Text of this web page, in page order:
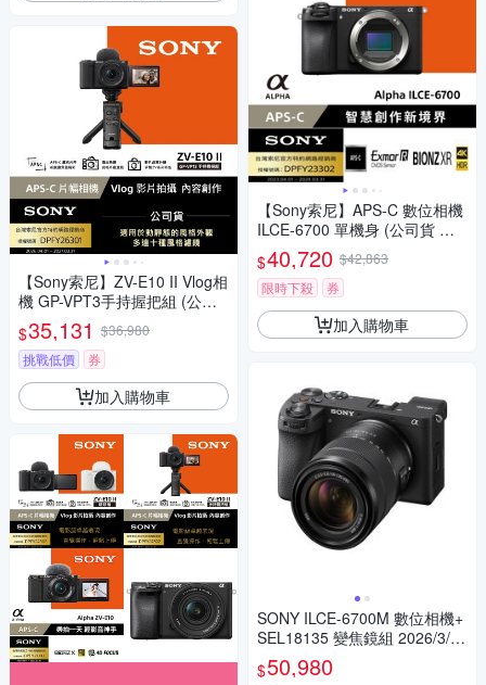
【Sony索尼】ZV-E10 II Vlog相
機 GP-VPT3手持握把組 (公司
貨 保固18+6個月)
$35,131 $36,980
挑戰低價
券
加入購物車
【Sony索尼】APS-C 數位相機
ILCE-6700 單機身 (公司貨 保
固18+6個月)
$40,720 $42,863
限時下殺
券
加入購物車
SONY ILCE-6700M 數位相機+
SEL18135 變焦鏡組 2026/3/29
前註冊送原廠電池
$50,980